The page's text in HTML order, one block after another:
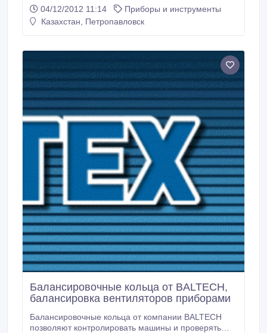
скоростях вращения производится с помощью
автоматической заливки масла в расчетные
оборудование.
04/12/2012 11:14
Приборы и инструменты
Казахстан, Петропавловск
Балансировочные кольца от BALTECH,
балансировка вентиляторов приборами
Балансировочные кольца от компании BALTECH
позволяют контролировать машины и проверять